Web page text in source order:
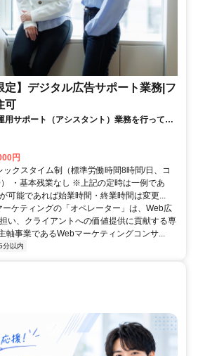
定】デジタル広告サポート業務|フ
可
用サポート（アシスタント）業務を行ってい
レックス・充実した福利厚生で、正社員で理
。また、女性が活躍している職場なので、産
です。
円
クスタイム制（標準労働時間8時間/日、コ
・基本残業なし ※上記の定時は一例であ
可能であれば始業時間・終業時間は変更...
ケティングの「オペレーター」は、Web広
い、クライアントへの価値提供に貢献する専
軸事業であるWebマーケティングコンサ...
分以内